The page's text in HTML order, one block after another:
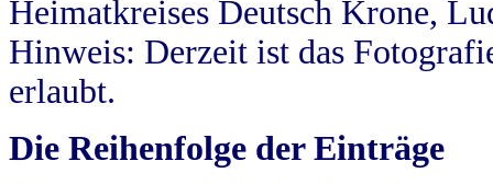
Heimatkreises Deutsch Krone,
Hinweis: Derzeit ist das
erlaubt.
Die Reihenfolge der Einträge